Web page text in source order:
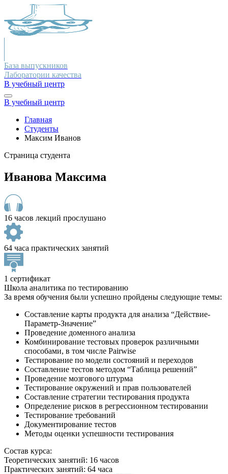
База выпускников
Лаборатории качества
В учебный центр
В учебный центр
Главная
Студенты
Максим Иванов
Страница студента
Иванова Максима
16 часов лекций прослушано
64 часа практических занятий
1 сертификат
Школа аналитика по тестированию
За время обучения были успешно пройдены следующие темы:
Составление карты продукта для анализа “Действие-
Параметр-Значение”
Проведение доменного анализа
Комбинирование тестовых проверок различными
способами, в том числе Pairwise
Тестирование по модели состояний и переходов
Составление тестов методом “Таблица решений”
Проведение мозгового штурма
Тестирование окружений и прав пользователей
Составление стратегии тестирования продукта
Определение рисков в регрессионном тестировании
Тестирование требований
Документирование тестов
Методы оценки успешности тестирования
Состав курса:
Теоретических занятий: 16 часов
Практических занятий: 64 часа